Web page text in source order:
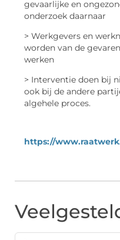
gevaarlijke en
onderzoek daarnaar
> Werkgevers en
worden van de
werken
> Interventie doen bij
ook bij de andere
algehele proces.
https://